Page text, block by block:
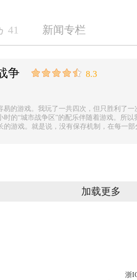
41 新闻专栏
争 8.3
易的游戏。我玩了一共四次，但只胜利了
时的“城市战争区”的配乐伴随着游戏。所
的游戏。就是说，没有保存机制，在每一
加载更多
浙